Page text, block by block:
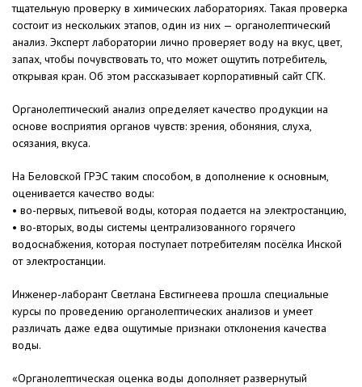
тщательную проверку в химических лабораториях. Такая проверка
состоит из нескольких этапов, один из них — органолептический
анализ. Эксперт лаборатории лично проверяет воду на вкус, цвет,
запах, чтобы почувствовать то, что может ощутить потребитель,
открывая кран. Об этом рассказывает корпоративный сайт СГК.
Органолептический анализ определяет качество продукции на
основе восприятия органов чувств: зрения, обоняния, слуха,
осязания, вкуса.
На Беловской ГРЭС таким способом, в дополнение к основным,
оценивается качество воды:
• во-первых, питьевой воды, которая подается на электростанцию,
• во-вторых, воды системы централизованного горячего
водоснабжения, которая поступает потребителям посёлка Инской
от электростанции.
Инженер-лаборант Светлана Евстигнеева прошла специальные
курсы по проведению органолептических анализов и умеет
различать даже едва ощутимые признаки отклонения качества
воды.
«Органолептическая оценка воды дополняет развернутый